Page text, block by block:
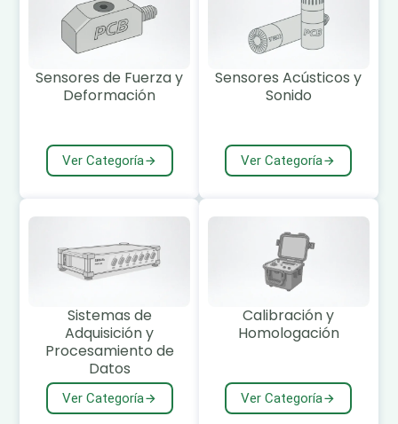
Sensores de Fuerza y
Deformación
Ver Categoría
Sensores Acústicos y
Sonido
Ver Categoría
Sistemas de
Adquisición y
Procesamiento de
Datos
Ver Categoría
Calibración y
Homologación
Ver Categoría